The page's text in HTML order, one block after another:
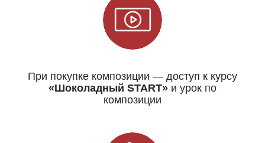
При покупке композиции — доступ к курсу
«Шоколадный START» и урок по
композиции